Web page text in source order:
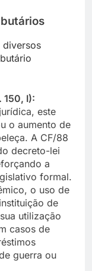
diversos
150, I):
este
o aumento de
A CF/88
decreto-lei
a
formal.
o uso de
de
utilização
casos de
guerra ou